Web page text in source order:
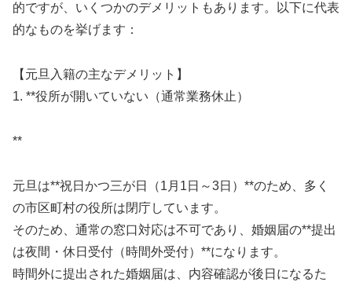
的ですが、いくつかのデメリットもあります。以下に代表
的なものを挙げます：
【元旦入籍の主なデメリット】
1. **役所が開いていない（通常業務休止）
**
元旦は**祝日かつ三が日（1月1日～3日）**のため、多く
の市区町村の役所は閉庁しています。
そのため、通常の窓口対応は不可であり、婚姻届の**提出
は夜間・休日受付（時間外受付）**になります。
時間外に提出された婚姻届は、内容確認が後日になるた